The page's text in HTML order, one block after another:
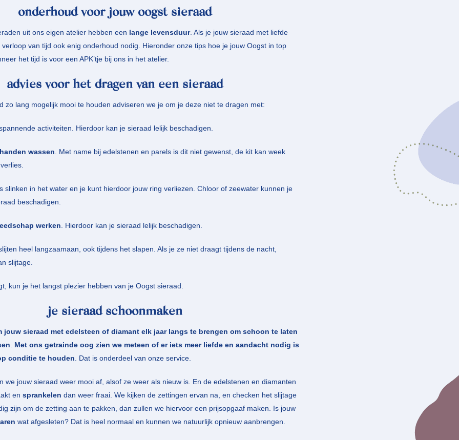
onderhoud voor jouw oogst sieraad
uit ons eigen atelier hebben een lange levensduur. Als je jouw sieraad met liefde
van tijd ook enig onderhoud nodig. Hieronder onze tips hoe je jouw Oogst in top
het tijd is voor een APK’tje bij ons in het atelier.
advies voor het dragen van een sieraad
zo lang mogelijk mooi te houden adviseren we je om je deze niet te dragen met:
activiteiten. Hierdoor kan je sieraad lelijk beschadigen.
wassen. Met name bij edelstenen en parels is dit niet gewenst, de kit kan week
slinken in het water en je kunt hierdoor jouw ring verliezen. Chloor of zeewater kunnen je
beschadigen.
werken. Hierdoor kan je sieraad lelijk beschadigen.
heel langzaamaan, ook tijdens het slapen. Als je ze niet draagt tijdens de nacht,
slijtage.
kun je het langst plezier hebben van je Oogst sieraad.
je sieraad schoonmaken
jouw sieraad met edelsteen of diamant elk jaar langs te brengen om schoon te laten
. Met ons getrainde oog zien we meteen of er iets meer liefde en aandacht nodig is
conditie te houden. Dat is onderdeel van onze service.
we jouw sieraad weer mooi af, alsof ze weer als nieuw is. En de edelstenen en diamanten
en sprankelen dan weer fraai. We kijken de zettingen ervan na, en checken het slijtage
zijn om de zetting aan te pakken, dan zullen we hiervoor een prijsopgaaf maken. Is jouw
wat afgesleten? Dat is heel normaal en kunnen we natuurlijk opnieuw aanbrengen.